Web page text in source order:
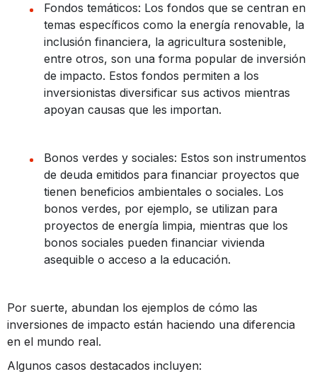
Fondos temáticos: Los fondos que se centran en
temas específicos como la energía renovable, la
inclusión financiera, la agricultura sostenible,
entre otros, son una forma popular de inversión
de impacto. Estos fondos permiten a los
inversionistas diversificar sus activos mientras
apoyan causas que les importan.
Bonos verdes y sociales: Estos son instrumentos
de deuda emitidos para financiar proyectos que
tienen beneficios ambientales o sociales. Los
bonos verdes, por ejemplo, se utilizan para
proyectos de energía limpia, mientras que los
bonos sociales pueden financiar vivienda
asequible o acceso a la educación.
Por suerte, abundan los ejemplos de cómo las
inversiones de impacto están haciendo una diferencia
en el mundo real.
Algunos casos destacados incluyen: